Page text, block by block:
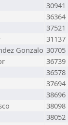
30941
36364
37521
31137
Gonzalo 30705
36739
36578
37694
38696
38098
38052